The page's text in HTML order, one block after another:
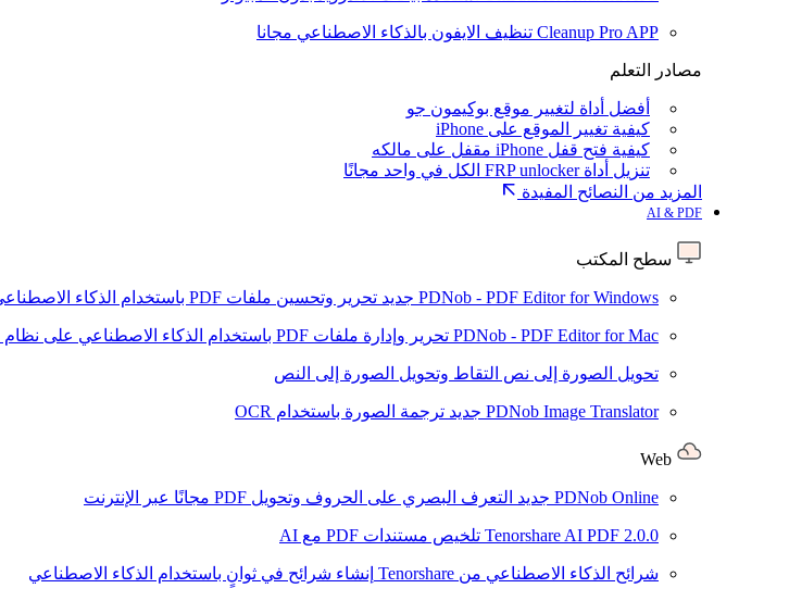
Cleanup Pro APP تنظيف الايفون بالذكاء الاصطناعي مجانا
مصادر التعلم
أفضل أداة لتغيير موقع بوكيمون جو
كيفية تغيير الموقع على iPhone
كيفية فتح قفل iPhone مقفل على مالكه
تنزيل أداة FRP unlocker الكل في واحد مجانًا
المزيد من النصائح المفيدة
AI & PDF
سطح المكتب
PDNob - PDF Editor for Windows جديد تحرير وتحسين ملفات PDF باستخدام الذكاء الاصطناعي على Windows
PDNob - PDF Editor for Mac تحرير وإدارة ملفات PDF باستخدام الذكاء الاصطناعي على نظام macOS
تحويل الصورة إلى نص التقاط وتحويل الصورة إلى النص
PDNob Image Translator جديد ترجمة الصورة باستخدام OCR
PDNob Online جديد التعرف البصري على الحروف وتحويل PDF مجانًا عبر الإنترنت
Tenorshare AI PDF 2.0.0 تلخيص مستندات PDF مع AI
شرائح الذكاء الاصطناعي من Tenorshare إنشاء شرائح في ثوانٍ باستخدام الذكاء الاصطناعي